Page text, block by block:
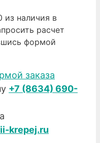
из наличия в
расчет
формой
заказа
+7 (8634) 690-
krepej.ru